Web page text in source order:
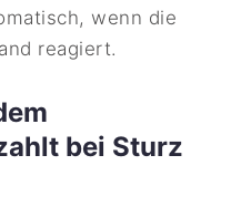
wenn die
reagiert.
bei Sturz